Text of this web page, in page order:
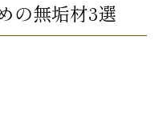
の無垢材3選